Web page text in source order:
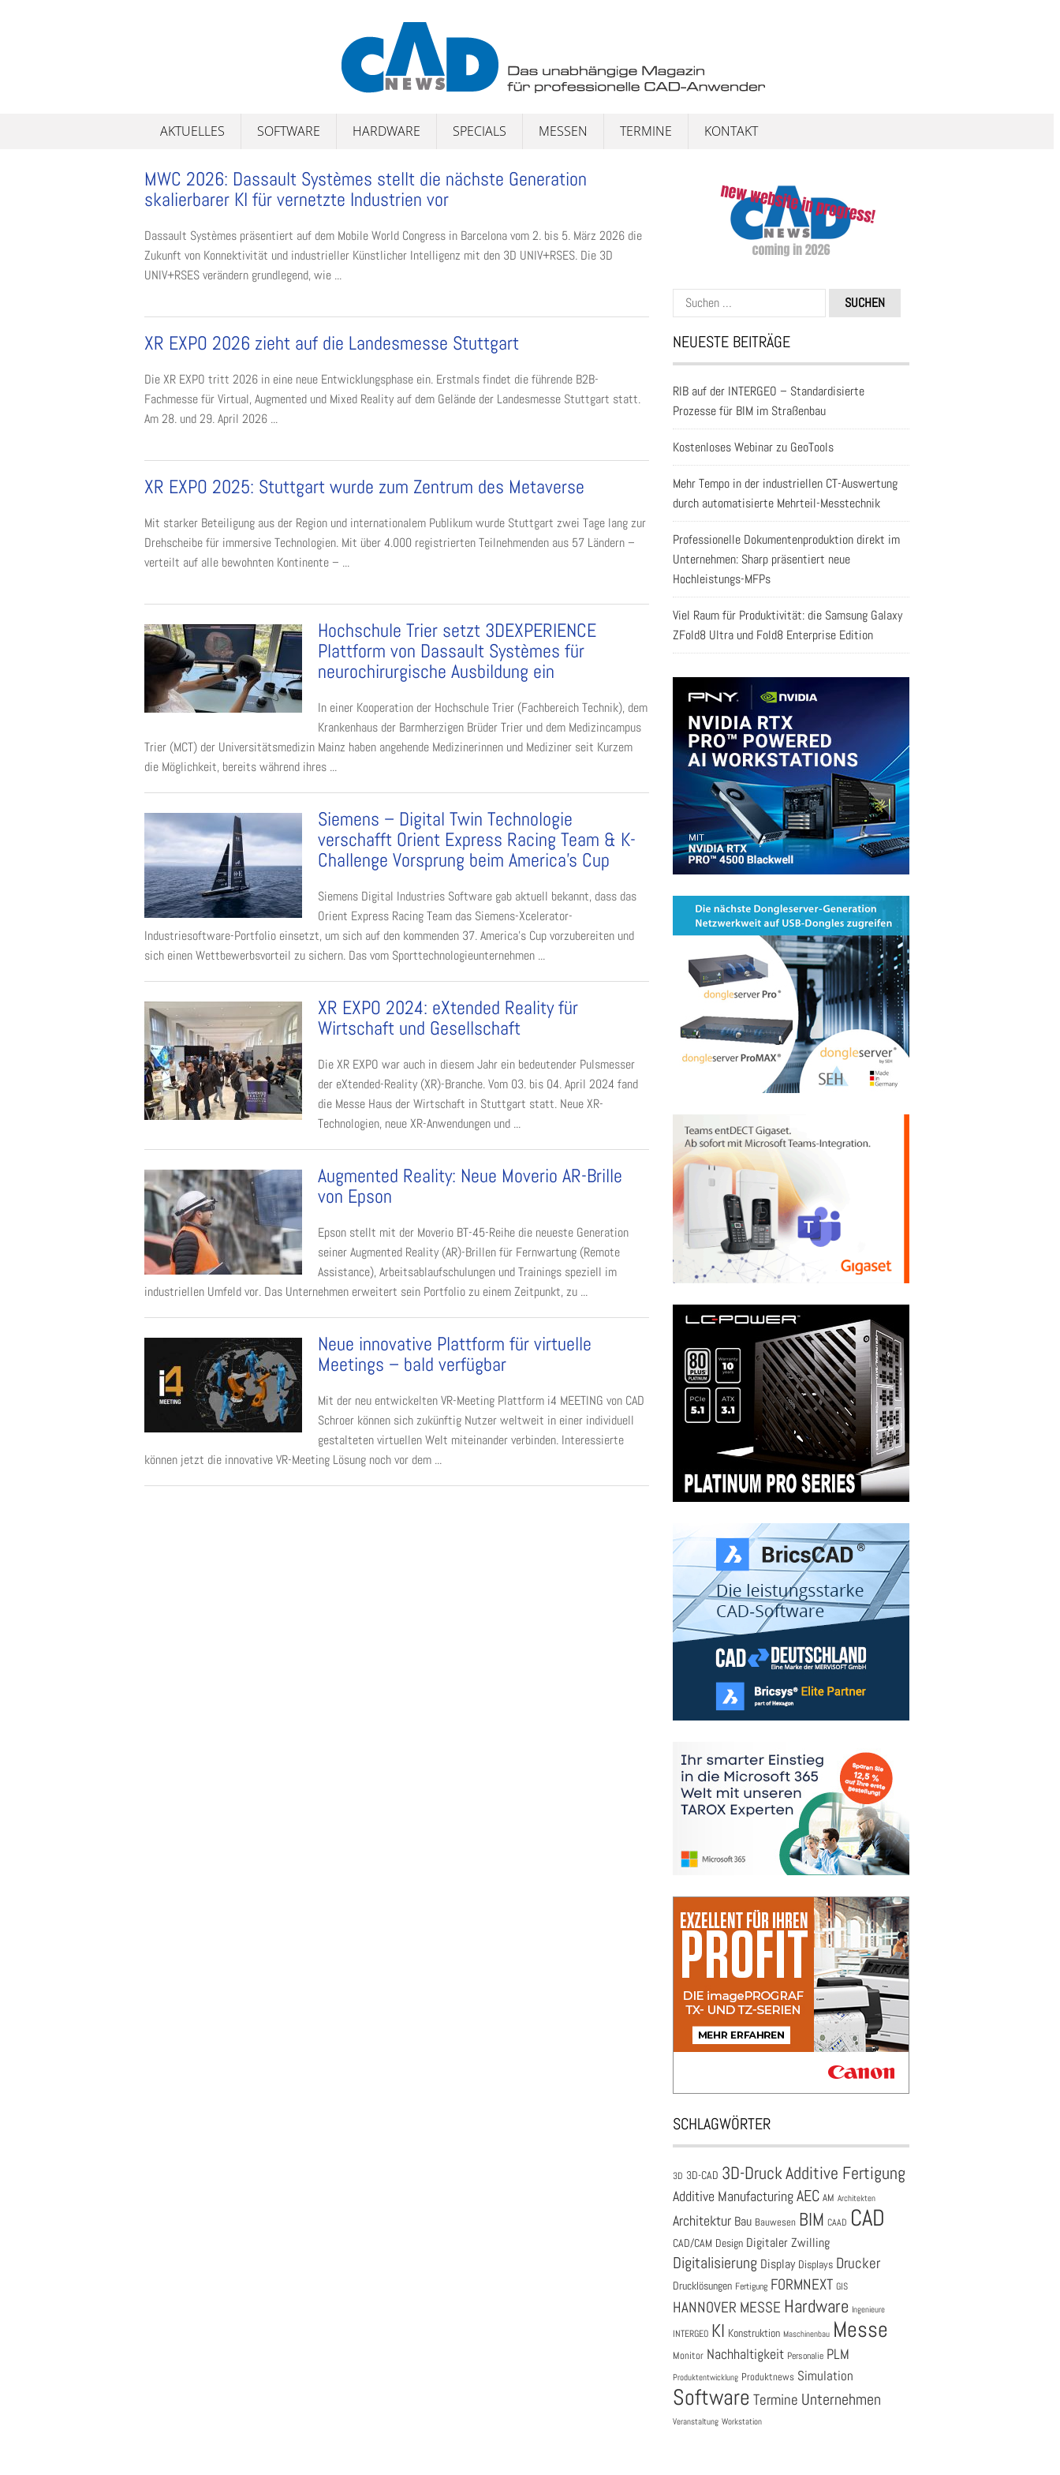
AKTUELLES SOFTWARE HARDWARE SPECIALS MESSEN TERMINE KONTAKT
MWC 2026: Dassault Systèmes stellt die nächste Generation
skalierbarer KI für vernetzte Industrien vor
Dassault Systèmes präsentiert auf dem Mobile World Congress in Barcelona vom 2. bis 5. März 2026 die
Zukunft von Konnektivität und industrieller Künstlicher Intelligenz mit den 3D UNIV+RSES. Die 3D
UNIV+RSES verändern grundlegend, wie ...
XR EXPO 2026 zieht auf die Landesmesse Stuttgart
Die XR EXPO tritt 2026 in eine neue Entwicklungsphase ein. Erstmals findet die führende B2B-
Fachmesse für Virtual, Augmented und Mixed Reality auf dem Gelände der Landesmesse Stuttgart statt.
Am 28. und 29. April 2026 ...
XR EXPO 2025: Stuttgart wurde zum Zentrum des Metaverse
Mit starker Beteiligung aus der Region und internationalem Publikum wurde Stuttgart zwei Tage lang zur
Drehscheibe für immersive Technologien. Mit über 4.000 registrierten Teilnehmenden aus 57 Ländern –
verteilt auf alle bewohnten Kontinente – ...
Hochschule Trier setzt 3DEXPERIENCE
Plattform von Dassault Systèmes für
neurochirurgische Ausbildung ein
In einer Kooperation der Hochschule Trier (Fachbereich Technik), dem
Krankenhaus der Barmherzigen Brüder Trier und dem Medizincampus
Trier (MCT) der Universitätsmedizin Mainz haben angehende Medizinerinnen und Mediziner seit Kurzem
die Möglichkeit, bereits während ihres ...
Siemens – Digital Twin Technologie
verschafft Orient Express Racing Team & K-
Challenge Vorsprung beim America’s Cup
Siemens Digital Industries Software gab aktuell bekannt, dass das
Orient Express Racing Team das Siemens-Xcelerator-
Industriesoftware-Portfolio einsetzt, um sich auf den kommenden 37. America’s Cup vorzubereiten und
sich einen Wettbewerbsvorteil zu sichern. Das vom Sporttechnologieunternehmen ...
XR EXPO 2024: eXtended Reality für
Wirtschaft und Gesellschaft
Die XR EXPO war auch in diesem Jahr ein bedeutender Pulsmesser
der eXtended-Reality (XR)-Branche. Vom 03. bis 04. April 2024 fand
die Messe Haus der Wirtschaft in Stuttgart statt. Neue XR-
Technologien, neue XR-Anwendungen und ...
Augmented Reality: Neue Moverio AR-Brille
von Epson
Epson stellt mit der Moverio BT-45-Reihe die neueste Generation
seiner Augmented Reality (AR)-Brillen für Fernwartung (Remote
Assistance), Arbeitsablaufschulungen und Trainings speziell im
industriellen Umfeld vor. Das Unternehmen erweitert sein Portfolio zu einem Zeitpunkt, zu ...
Neue innovative Plattform für virtuelle
Meetings – bald verfügbar
Mit der neu entwickelten VR-Meeting Plattform i4 MEETING von CAD
Schroer können sich zukünftig Nutzer weltweit in einer individuell
gestalteten virtuellen Welt miteinander verbinden. Interessierte
können jetzt die innovative VR-Meeting Lösung noch vor dem ...
Suchen
nach:
NEUESTE BEITRÄGE
RIB auf der INTERGEO – Standardisierte
Prozesse für BIM im Straßenbau
Kostenloses Webinar zu GeoTools
Mehr Tempo in der industriellen CT-Auswertung
durch automatisierte Mehrteil-Messtechnik
Professionelle Dokumentenproduktion direkt im
Unternehmen: Sharp präsentiert neue
Hochleistungs-MFPs
Viel Raum für Produktivität: die Samsung Galaxy
ZFold8 Ultra und Fold8 Enterprise Edition
SCHLAGWÖRTER
3D 3D-CAD 3D-DruckAdditive Fertigung
Additive ManufacturingAEC AM Architekten
Architektur Bau Bauwesen BIM CAAD CAD
CAD/CAM Design Digitaler Zwilling
Digitalisierung Display Displays Drucker
Drucklösungen Fertigung FORMNEXT GIS
HANNOVER MESSE Hardware Ingenieure
INTERGEO KI Konstruktion Maschinenbau Messe
Monitor Nachhaltigkeit Personalie PLM
Produktentwicklung Produktnews Simulation
Software Termine Unternehmen
Veranstaltung Workstation